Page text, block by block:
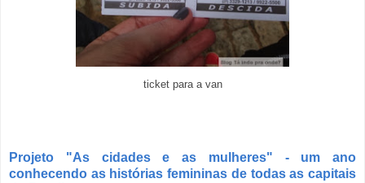
ticket para a van
Projeto "As cidades e as mulheres" - um ano
conhecendo as histórias femininas de todas as capitais